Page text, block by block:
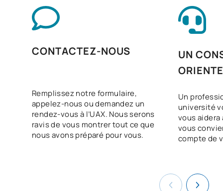
CONTACTEZ-NOUS
Remplissez notre formulaire,
appelez-nous ou demandez un
rendez-vous à l’UAX. Nous serons
ravis de vous montrer tout ce que
nous avons préparé pour vous.
UN
Un
université
vous aidera
vous
compte de